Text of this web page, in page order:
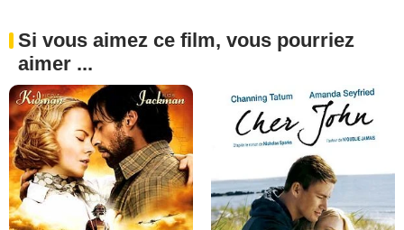
Si vous aimez ce film, vous pourriez
aimer ...